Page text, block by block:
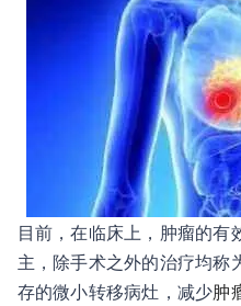
目前，在临床上，肿瘤的有
主，除手术之外的治疗均称
存的微小转移病灶，减少肿